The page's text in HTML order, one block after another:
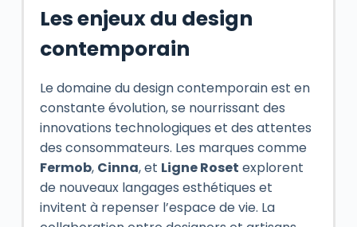
Les enjeux du design
contemporain
Le domaine du design contemporain est en
constante évolution, se nourrissant des
innovations technologiques et des attentes
des consommateurs. Les marques comme
Fermob, Cinna, et Ligne Roset explorent
de nouveaux langages esthétiques et
invitent à repenser l’espace de vie. La